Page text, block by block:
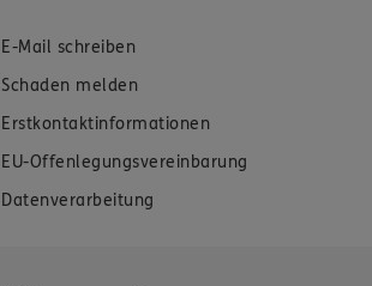
E-Mail schreiben
Schaden melden
Erstkontaktinformationen
EU-Offenlegungsvereinbarung
Datenverarbeitung